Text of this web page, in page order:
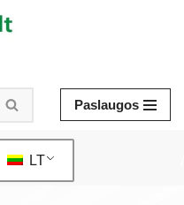
Paslaugos
LT